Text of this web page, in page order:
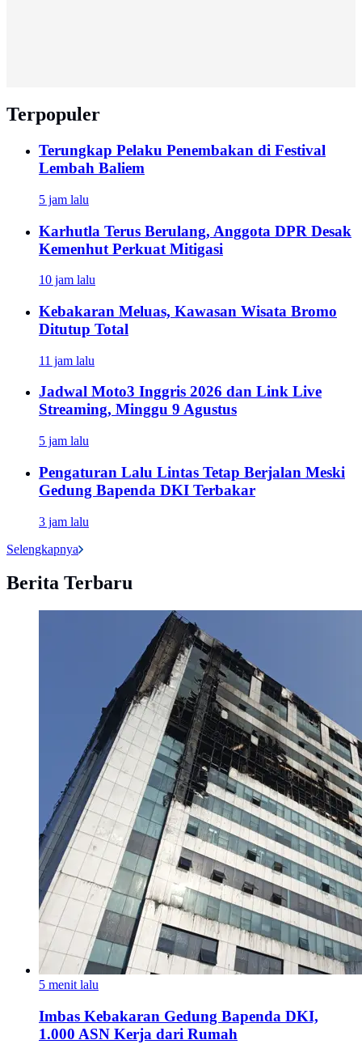
Terpopuler
Terungkap Pelaku Penembakan di Festival
Lembah Baliem
5 jam lalu
Karhutla Terus Berulang, Anggota DPR Desak
Kemenhut Perkuat Mitigasi
10 jam lalu
Kebakaran Meluas, Kawasan Wisata Bromo
Ditutup Total
11 jam lalu
Jadwal Moto3 Inggris 2026 dan Link Live
Streaming, Minggu 9 Agustus
5 jam lalu
Pengaturan Lalu Lintas Tetap Berjalan Meski
Gedung Bapenda DKI Terbakar
3 jam lalu
Selengkapnya
Berita Terbaru
5 menit lalu
Imbas Kebakaran Gedung Bapenda DKI,
1.000 ASN Kerja dari Rumah